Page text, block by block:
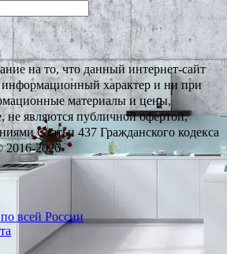
на то, что данный интернет-сайт
характер и ни при
материалы и цены,
не являются публичной офертой,
Статьи 437 Гражданского кодекса
2026
всей России